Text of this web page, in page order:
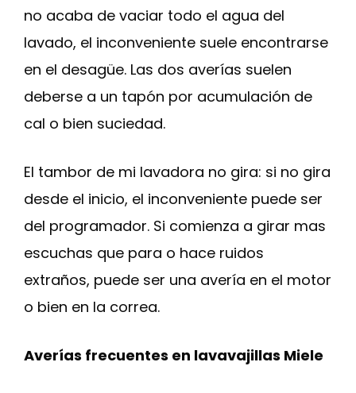
no acaba de vaciar todo el agua del
lavado, el inconveniente suele encontrarse
en el desagüe. Las dos averías suelen
deberse a un tapón por acumulación de
cal o bien suciedad.
El tambor de mi lavadora no gira: si no gira
desde el inicio, el inconveniente puede ser
del programador. Si comienza a girar mas
escuchas que para o hace ruidos
extraños, puede ser una avería en el motor
o bien en la correa.
Averías frecuentes en lavavajillas Miele